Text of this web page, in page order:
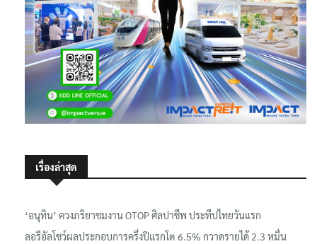
เรื่องล่าสุด
‘อนุทิน’ ควงภริยาชมงาน OTOP ศิลปาชีพ ประทีปไทยวันแรก
ลอรีอัลโชว์ผลประกอบการครึ่งปีแรกโต 6.5% กวาดรายได้ 2.3 หมื่น